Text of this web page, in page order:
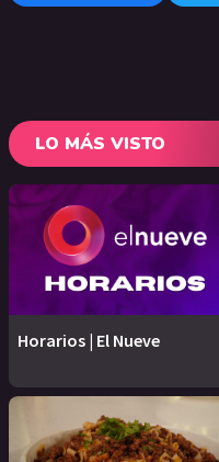
LO MÁS VISTO
Horarios | El Nueve